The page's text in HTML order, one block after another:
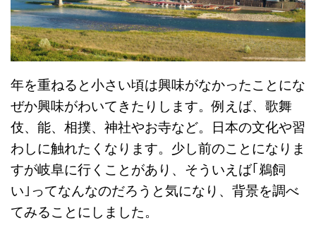
年を重ねると小さい頃は興味がなかったことにな
ぜか興味がわいてきたりします。例えば、歌舞
伎、能、相撲、神社やお寺など。日本の文化や習
わしに触れたくなります。少し前のことになりま
すが岐阜に行くことがあり、そういえば｢鵜飼
い｣ってなんなのだろうと気になり、背景を調べ
てみることにしました。